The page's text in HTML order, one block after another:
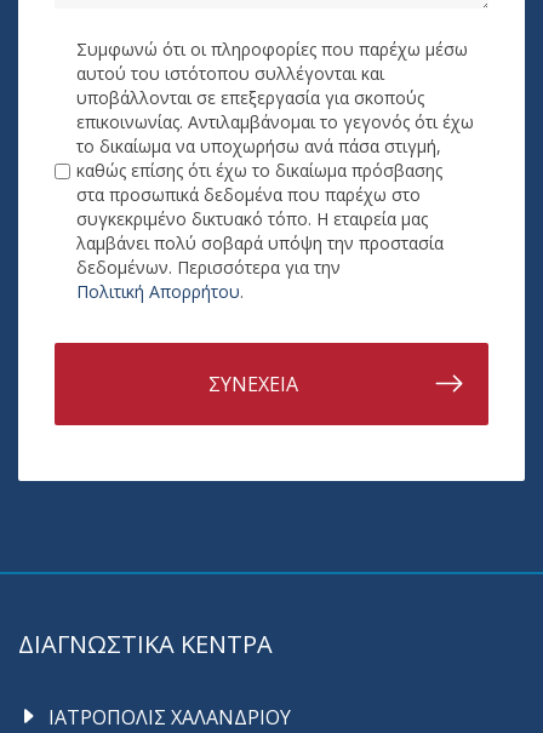
Συμφωνώ ότι οι πληροφορίες που παρέχω μέσω
αυτού του ιστότοπου συλλέγονται και
υποβάλλονται σε επεξεργασία για σκοπούς
επικοινωνίας. Αντιλαμβάνομαι το γεγονός ότι έχω
το δικαίωμα να υποχωρήσω ανά πάσα στιγμή,
καθώς επίσης ότι έχω το δικαίωμα πρόσβασης
στα προσωπικά δεδομένα που παρέχω στο
συγκεκριμένο δικτυακό τόπο. Η εταιρεία μας
λαμβάνει πολύ σοβαρά υπόψη την προστασία
δεδομένων. Περισσότερα για την
Πολιτική Απορρήτου.
ΣΥΝΕΧΕΙΑ
ΔΙΑΓΝΩΣΤΙΚΑ ΚΕΝΤΡΑ
ΙΑΤΡΟΠΟΛΙΣ ΧΑΛΑΝΔΡΙΟΥ